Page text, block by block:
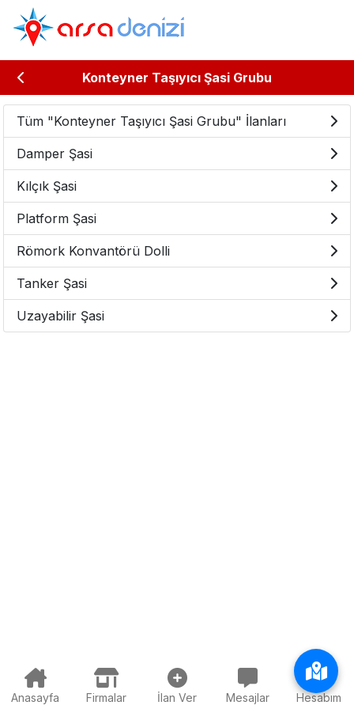
Konteyner Taşıyıcı Şasi Grubu
Tüm "Konteyner Taşıyıcı Şasi Grubu" İlanları
Damper Şasi
Kılçık Şasi
Platform Şasi
Römork Konvantörü Dolli
Tanker Şasi
Uzayabilir Şasi
Anasayfa Firmalar İlan Ver Mesajlar Hesabım